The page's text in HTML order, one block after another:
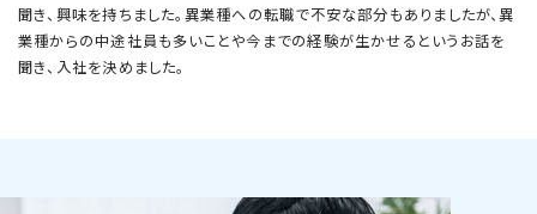
聞き、興味を持ちました。異業種への転職で不安な部分もありましたが、異
業種からの中途社員も多いことや今までの経験が生かせるというお話を
聞き、入社を決めました。